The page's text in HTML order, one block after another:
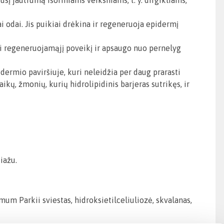
Jis puikiai drėkina ir regeneruoja epidermį
poveikį ir apsaugo nuo pernelyg
paviršiuje, kuri neleidžia per daug prarasti
žmonių, kurių hidrolipidinis barjeras sutrikęs, ir
Parkii sviestas, hidroksietilceliuliozė, skvalanas,